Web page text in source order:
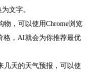
文字。
，可以使用Chrome浏览
格，AI就会为你推荐最优
几天的天气预报，可以使